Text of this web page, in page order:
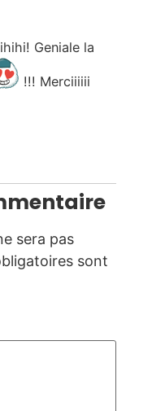
Geniale la
!!! Merciiiiii
sera pas
sont